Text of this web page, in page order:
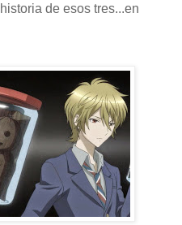
de esos tres...en